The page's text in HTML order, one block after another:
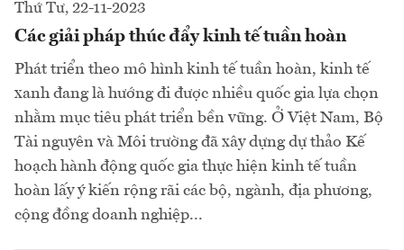
Thứ Tư, 22-11-2023
Các giải pháp thúc đẩy kinh tế tuần hoàn
Phát triển theo mô hình kinh tế tuần hoàn, kinh tế
xanh đang là hướng đi được nhiều quốc gia lựa chọn
nhằm mục tiêu phát triển bền vững. Ở Việt Nam, Bộ
Tài nguyên và Môi trường đã xây dựng dự thảo Kế
hoạch hành động quốc gia thực hiện kinh tế tuần
hoàn lấy ý kiến rộng rãi các bộ, ngành, địa phương,
cộng đồng doanh nghiệp...